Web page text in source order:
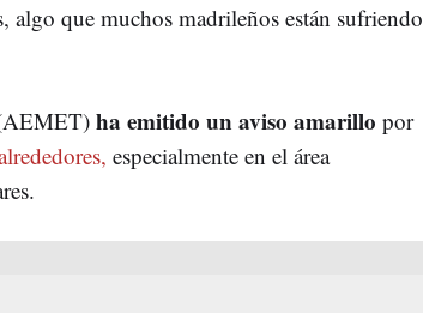
algo que muchos madrileños están sufriendo
ha emitido un aviso amarillo por
especialmente en el área